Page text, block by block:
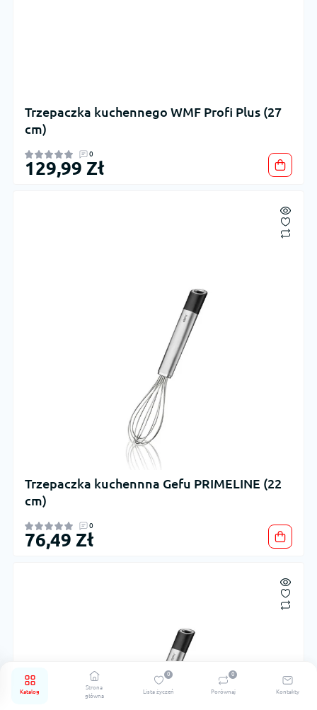
Katalog
Strona
główna
Lista życzeń
0
Porównaj
0
Kontakty
Trzepaczka kuchennego WMF Profi Plus (27
cm)
0
129,99 Zł
Trzepaczka kuchennna Gefu PRIMELINE (22
cm)
0
76,49 Zł